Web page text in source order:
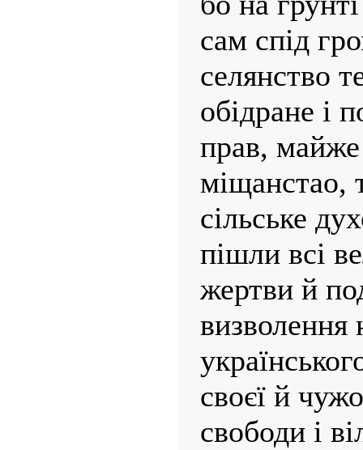
сам спід
селянство
обідране і
прав, майже
міщанстао,
сільське
пішли всі
жертви й
визволення
своєї й
свободи і